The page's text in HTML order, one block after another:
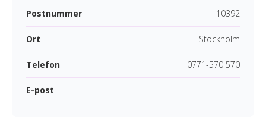
Postnummer 10392
Ort Stockholm
Telefon 0771-570 570
E-post -